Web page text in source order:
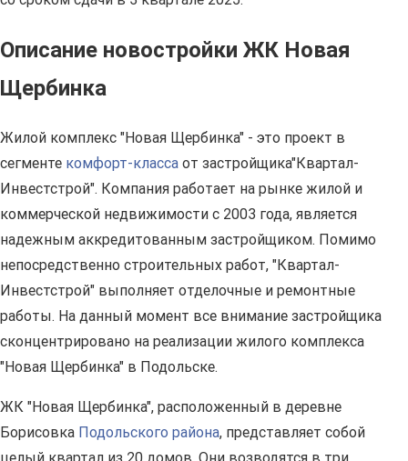
Описание новостройки ЖК Новая
Щербинка
Жилой комплекс "Новая Щербинка" - это проект в
сегменте комфорт-класса от застройщика"Квартал-
Инвестстрой". Компания работает на рынке жилой и
коммерческой недвижимости с 2003 года, является
надежным аккредитованным застройщиком. Помимо
непосредственно строительных работ, "Квартал-
Инвестстрой" выполняет отделочные и ремонтные
работы. На данный момент все внимание застройщика
сконцентрировано на реализации жилого комплекса
"Новая Щербинка" в Подольске.
ЖК "Новая Щербинка", расположенный в деревне
Борисовка Подольского района, представляет собой
целый квартал из 20 домов. Они возводятся в три